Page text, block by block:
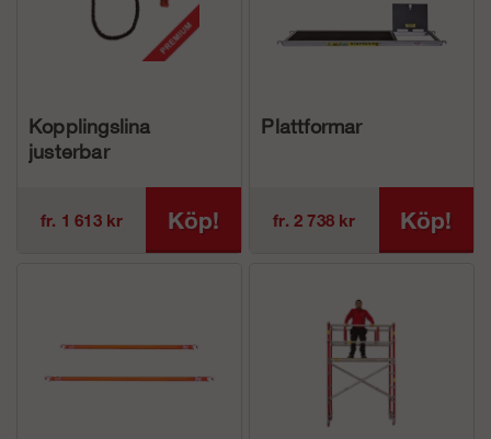
Kopplingslina
justerbar
fr. 1 613 kr Köp!
Plattformar
fr. 2 738 kr Köp!